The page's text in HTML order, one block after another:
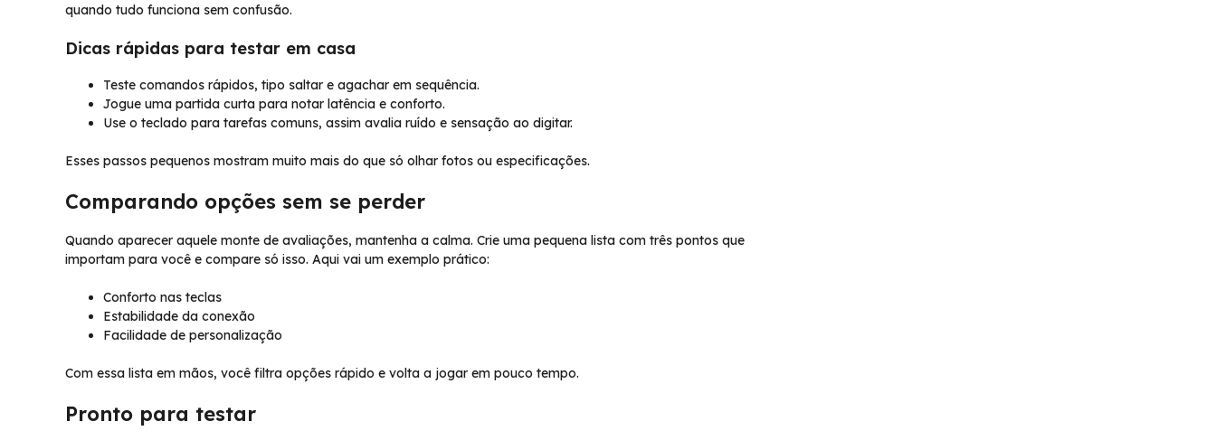
quando tudo funciona sem confusão.
Dicas rápidas para testar em casa
Teste comandos rápidos, tipo saltar e agachar em sequência.
Jogue uma partida curta para notar latência e conforto.
Use o teclado para tarefas comuns, assim avalia ruído e sensação ao digitar.
Esses passos pequenos mostram muito mais do que só olhar fotos ou especificações.
Comparando opções sem se perder
Quando aparecer aquele monte de avaliações, mantenha a calma. Crie uma pequena lista com três pontos que
importam para você e compare só isso. Aqui vai um exemplo prático:
Conforto nas teclas
Estabilidade da conexão
Facilidade de personalização
Com essa lista em mãos, você filtra opções rápido e volta a jogar em pouco tempo.
Pronto para testar